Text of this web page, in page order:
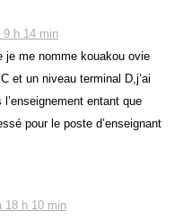
9 h 14 min
je me nomme kouakou ovie
et un niveau terminal D,j’ai
l’enseignement entant que
pour le poste d’enseignant
18 h 10 min